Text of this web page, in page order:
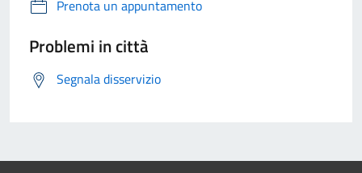
Prenota un appuntamento
Problemi in città
Segnala disservizio